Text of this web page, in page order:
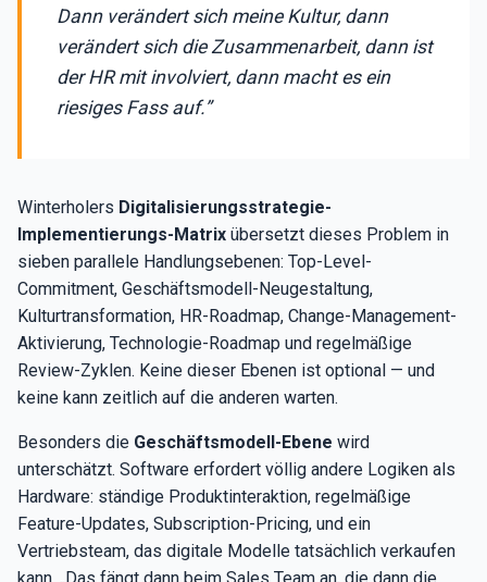
Dann verändert sich meine Kultur, dann
verändert sich die Zusammenarbeit, dann ist
der HR mit involviert, dann macht es ein
riesiges Fass auf.”
Winterholers Digitalisierungsstrategie-
Implementierungs-Matrix übersetzt dieses Problem in
sieben parallele Handlungsebenen: Top-Level-
Commitment, Geschäftsmodell-Neugestaltung,
Kulturtransformation, HR-Roadmap, Change-Management-
Aktivierung, Technologie-Roadmap und regelmäßige
Review-Zyklen. Keine dieser Ebenen ist optional — und
keine kann zeitlich auf die anderen warten.
Besonders die Geschäftsmodell-Ebene wird
unterschätzt. Software erfordert völlig andere Logiken als
Hardware: ständige Produktinteraktion, regelmäßige
Feature-Updates, Subscription-Pricing, und ein
Vertriebsteam, das digitale Modelle tatsächlich verkaufen